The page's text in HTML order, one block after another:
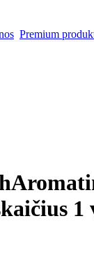
Premium